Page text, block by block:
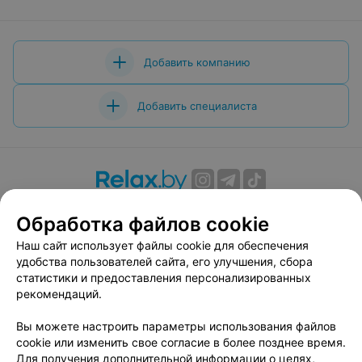
Добавить компанию
Добавить специалиста
Вакансии
Публичный договор
Способы оплаты
Публичный договор по использованию сервиса
«Афиша»
Пользовательское соглашение
Связаться по вопросам сотрудничества
Написать руководителю relax.by
Обработка файлов cookie
Наш сайт использует файлы cookie для обеспечения
удобства пользователей сайта, его улучшения, сбора
статистики и предоставления персонализированных
рекомендаций.
Вы можете настроить параметры использования файлов
cookie или изменить свое согласие в более позднее время.
Для получения дополнительной информации о целях,